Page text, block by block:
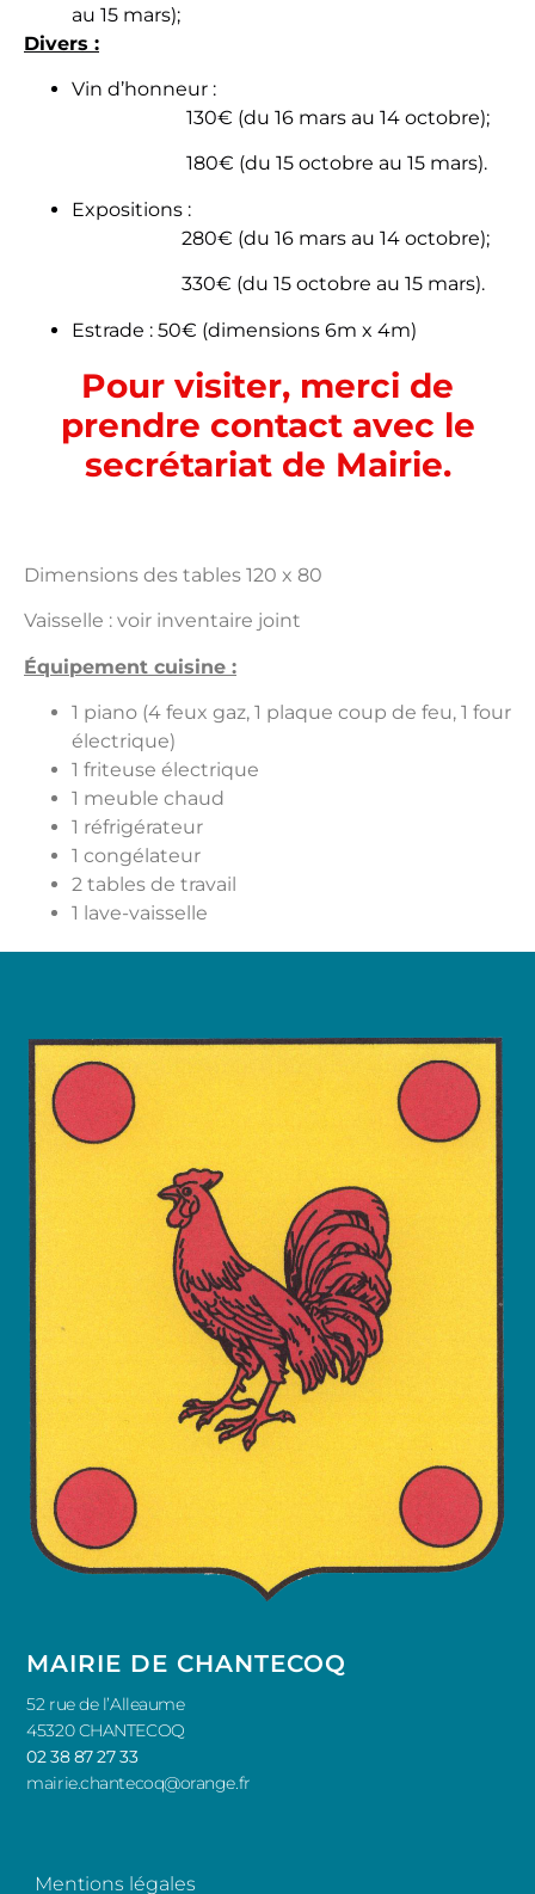
au 15 mars);
Divers :
Vin d’honneur :
130€ (du 16 mars au 14 octobre);
180€ (du 15 octobre au 15 mars).
Expositions :
280€ (du 16 mars au 14 octobre);
330€ (du 15 octobre au 15 mars).
Estrade : 50€ (dimensions 6m x 4m)
Pour visiter, merci de
prendre contact avec le
secrétariat de Mairie.
Dimensions des tables 120 x 80
Vaisselle : voir inventaire joint
Équipement cuisine :
1 piano (4 feux gaz, 1 plaque coup de feu, 1 four
électrique)
1 friteuse électrique
1 meuble chaud
1 réfrigérateur
1 congélateur
2 tables de travail
1 lave-vaisselle
MAIRIE DE CHANTECOQ
52 rue de l’Alleaume
45320 CHANTECOQ
02 38 87 27 33
mairie.chantecoq@orange.fr
Mentions légales